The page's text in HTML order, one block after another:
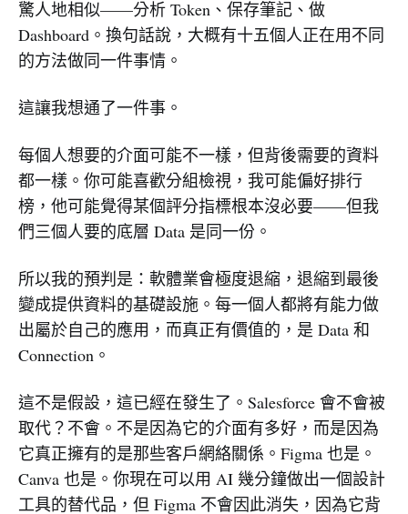
驚人地相似——分析 Token、保存筆記、做
Dashboard。換句話說，大概有十五個人正在用不同
的方法做同一件事情。
這讓我想通了一件事。
每個人想要的介面可能不一樣，但背後需要的資料
都一樣。你可能喜歡分組檢視，我可能偏好排行
榜，他可能覺得某個評分指標根本沒必要——但我
們三個人要的底層 Data 是同一份。
所以我的預判是：軟體業會極度退縮，退縮到最後
變成提供資料的基礎設施。每一個人都將有能力做
出屬於自己的應用，而真正有價值的，是 Data 和
Connection。
這不是假設，這已經在發生了。Salesforce 會不會被
取代？不會。不是因為它的介面有多好，而是因為
它真正擁有的是那些客戶網絡關係。Figma 也是。
Canva 也是。你現在可以用 AI 幾分鐘做出一個設計
工具的替代品，但 Figma 不會因此消失，因為它背